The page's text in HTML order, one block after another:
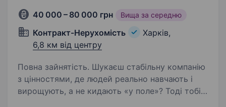
40 000 – 80 000 грн Вища за середню
Контракт-Нерухомість
Харків,
6,8 км від центру
Повна зайнятість. Шукаєш стабільну компанію
з цінностями, де людей реально навчають і
вирощують, а не кидають «у поле»? Тоді тобі